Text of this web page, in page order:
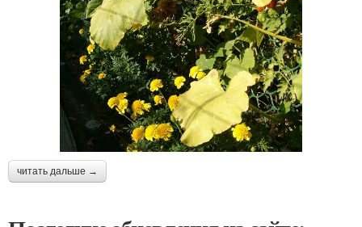
читать дальше →